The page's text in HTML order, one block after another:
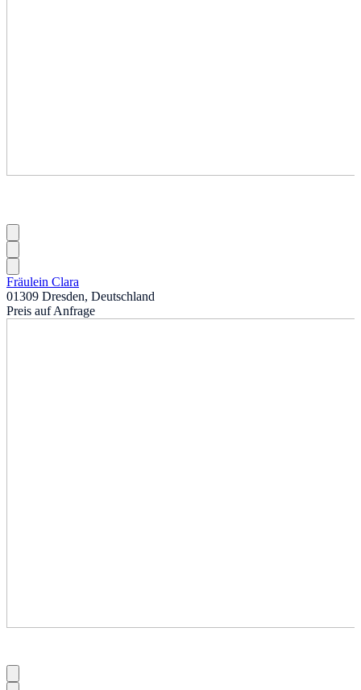
Fräulein Clara
01309 Dresden, Deutschland
Preis auf Anfrage